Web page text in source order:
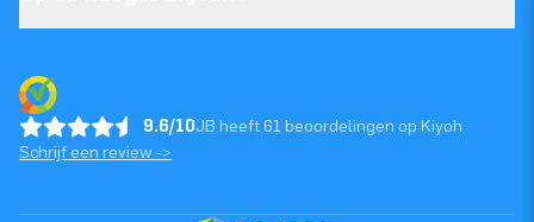
9.6/10JB heeft 61 beoordelingen op Kiyoh
Schrijf een review ->